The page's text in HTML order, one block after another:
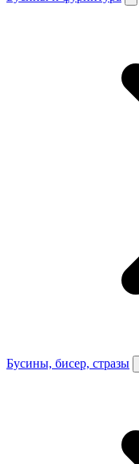
Бусины, бисер, стразы